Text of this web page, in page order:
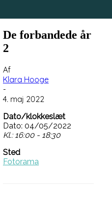
De forbandede år
2
Af
Klara Hooge
-
4. maj 2022
Dato/klokkeslæt
Dato: 04/05/2022
Kl.: 16:00 - 18:30
Sted
Fotorama